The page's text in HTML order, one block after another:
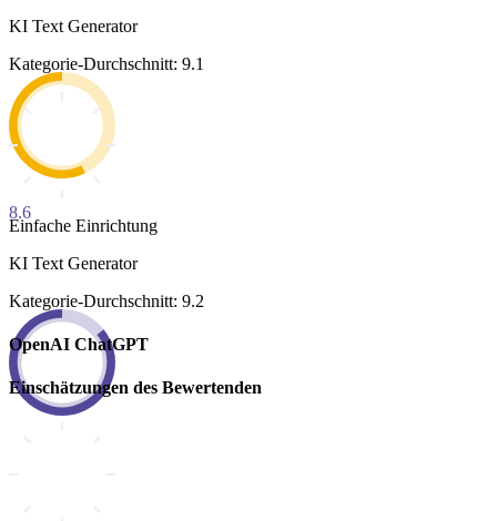
KI Text Generator
Kategorie-Durchschnitt: 9.1
8.6
Einfache Einrichtung
KI Text Generator
Kategorie-Durchschnitt: 9.2
OpenAI ChatGPT
Einschätzungen des Bewertenden